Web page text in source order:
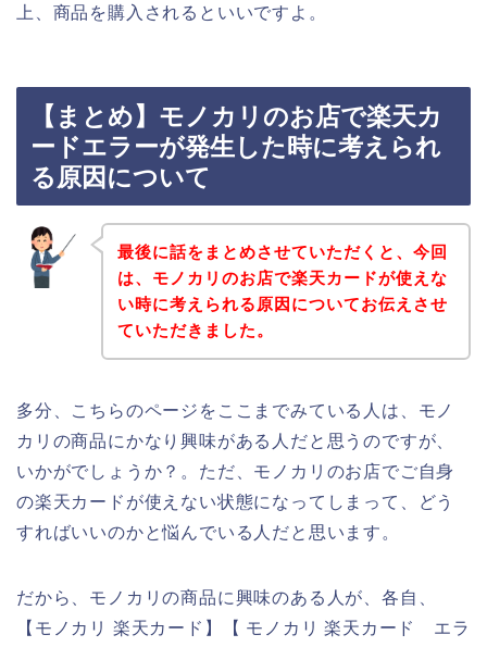
上、商品を購入されるといいですよ。
【まとめ】モノカリのお店で楽天カ
ードエラーが発生した時に考えられ
る原因について
最後に話をまとめさせていただくと、今回
は、モノカリのお店で楽天カードが使えな
い時に考えられる原因についてお伝えさせ
ていただきました。
多分、こちらのページをここまでみている人は、モノ
カリの商品にかなり興味がある人だと思うのですが、
いかがでしょうか？。ただ、モノカリのお店でご自身
の楽天カードが使えない状態になってしまって、どう
すればいいのかと悩んでいる人だと思います。
だから、モノカリの商品に興味のある人が、各自、
【モノカリ 楽天カード】【 モノカリ 楽天カード エラ